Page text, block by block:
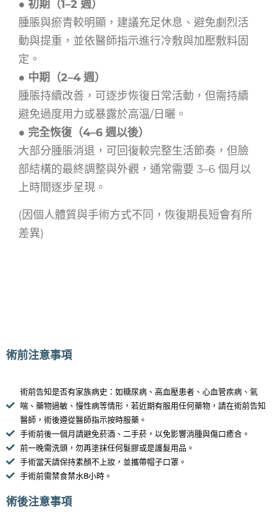
● 初期（1–2 週）
腫脹與瘀青較明顯，建議充足休息、避免劇烈活
動與提重，並依醫師指示進行冷敷與加壓敷料固
定。
● 中期（2–4 週）
腫脹持續改善，可逐步恢復日常活動，但需持續
避免過度用力或暴露於高溫/日曬。
● 完全恢復（4–6 週以後）
大部分腫脹消退，可回復較完整生活節奏，但臉
部結構的最終調整與外觀，通常需要 3–6 個月以
上時間逐步呈現。
(因個人體質與手術方式不同，恢復期長短會有所
差異)
術前注意事項
術前告知是否有家族病史：如糖尿病、高血壓患者、心血管疾病、氣
喘、藥物過敏、慢性病等情形，若近期有服用任何藥物，請在術前告知
醫師，術後遵從醫師指示按時服藥。
手術前後一個月請避免菸酒、二手菸，以免影響消腫與傷口癒合。
前一晚需洗頭，勿再塗抹任何髮膠或是護髮用品。
手術當天請保持素顏不上妝，並攜帶帽子口罩。
手術前需禁食禁水8小時。
術後注意事項